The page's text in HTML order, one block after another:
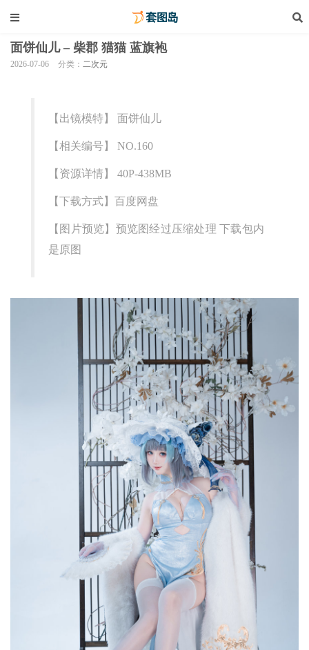
面饼仙儿 – 柴郡 猫猫 蓝旗袍
2026-07-06 分类： 二次元
【出镜模特】 面饼仙儿
【相关编号】 NO.160
【资源详情】 40P-438MB
【下载方式】百度网盘
【图片预览】预览图经过压缩处理 下载包内
是原图